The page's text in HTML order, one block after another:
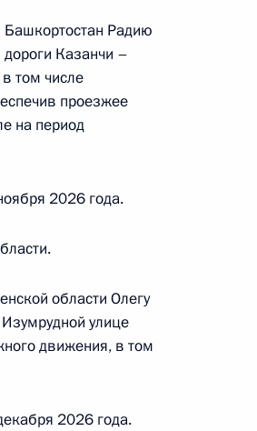
в режиме видео-
Федерации
Башкортостан Радию
Казанчи –
том числе
проезжее
на период
2026 года.
области Олегу
улице
движения, в том
2026 года.